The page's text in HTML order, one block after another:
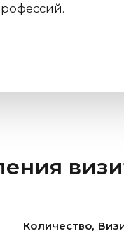
Количество,